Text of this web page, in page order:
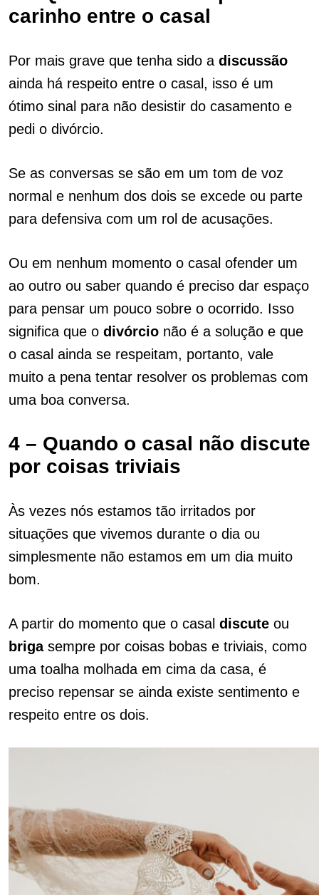
carinho entre o casal
Por mais grave que tenha sido a discussão
ainda há respeito entre o casal, isso é um
ótimo sinal para não desistir do casamento e
pedi o divórcio.
Se as conversas se são em um tom de voz
normal e nenhum dos dois se excede ou parte
para defensiva com um rol de acusações.
Ou em nenhum momento o casal ofender um
ao outro ou saber quando é preciso dar espaço
para pensar um pouco sobre o ocorrido. Isso
significa que o divórcio não é a solução e que
o casal ainda se respeitam, portanto, vale
muito a pena tentar resolver os problemas com
uma boa conversa.
4 – Quando o casal não discute
por coisas triviais
Às vezes nós estamos tão irritados por
situações que vivemos durante o dia ou
simplesmente não estamos em um dia muito
bom.
A partir do momento que o casal discute ou
brigasempre por coisas bobas e triviais, como
uma toalha molhada em cima da casa, é
preciso repensar se ainda existe sentimento e
respeito entre os dois.